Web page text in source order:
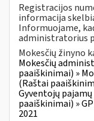
Registracijos
informacija
Informuojame,
administratorius
Mokesčių žinyno
Mokesčių
paaiškinimai) »
(Raštai
Gyventojų
paaiškinimai) »
2021